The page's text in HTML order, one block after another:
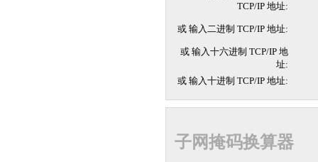
TCP/IP 地址:
或 输入二进制 TCP/IP 地址:
或 输入十六进制 TCP/IP 地
址:
或 输入十进制 TCP/IP 地址:
子网掩码换算器